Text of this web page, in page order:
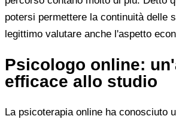
potersi permettere la continuità delle
legittimo valutare anche l'aspetto
Psicologo online:
efficace allo studio
La psicoterapia online ha conosciuto